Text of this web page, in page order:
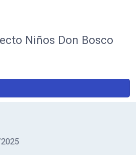
Niños Don Bosco